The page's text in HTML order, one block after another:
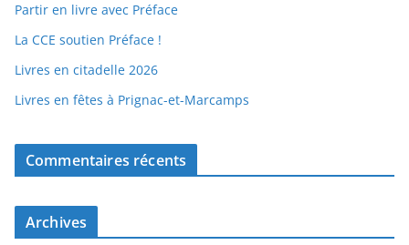
Partir en livre avec Préface
La CCE soutien Préface !
Livres en citadelle 2026
Livres en fêtes à Prignac-et-Marcamps
Commentaires récents
Archives